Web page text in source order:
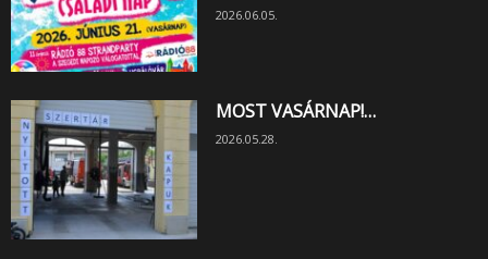
2026.06.05.
MOST VASÁRNAP!…
2026.05.28.